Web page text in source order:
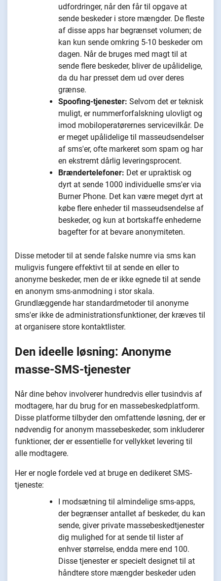
udfordringer, når den får til opgave at
sende beskeder i store mængder. De fleste
af disse apps har begrænset volumen; de
kan kun sende omkring 5-10 beskeder om
dagen. Når de bruges med magt til at
sende flere beskeder, bliver de upålidelige,
da du har presset dem ud over deres
grænse.
Spoofing-tjenester: Selvom det er teknisk
muligt, er nummerforfalskning ulovligt og
imod mobiloperatørernes servicevilkår. De
er meget upålidelige til masseudsendelser
af sms'er, ofte markeret som spam og har
en ekstremt dårlig leveringsprocent.
Brændertelefoner: Det er upraktisk og
dyrt at sende 1000 individuelle sms'er via
Burner Phone. Det kan være meget dyrt at
købe flere enheder til masseudsendelse af
beskeder, og kun at bortskaffe enhederne
bagefter for at bevare anonymiteten.
Disse metoder til at sende falske numre via sms kan
muligvis fungere effektivt til at sende en eller to
anonyme beskeder, men de er ikke egnede til at sende
en anonym sms-anmodning i stor skala.
Grundlæggende har standardmetoder til anonyme
sms'er ikke de administrationsfunktioner, der kræves til
at organisere store kontaktlister.
Den ideelle løsning: Anonyme
masse-SMS-tjenester
Når dine behov involverer hundredvis eller tusindvis af
modtagere, har du brug for en massebeskedplatform.
Disse platforme tilbyder den omfattende løsning, der er
nødvendig for anonym massebeskeder, som inkluderer
funktioner, der er essentielle for vellykket levering til
alle modtagere.
Her er nogle fordele ved at bruge en dedikeret SMS-
tjeneste:
I modsætning til almindelige sms-apps,
der begrænser antallet af beskeder, du kan
sende, giver private massebeskedtjenester
dig mulighed for at sende til lister af
enhver størrelse, endda mere end 100.
Disse tjenester er specielt designet til at
håndtere store mængder beskeder uden